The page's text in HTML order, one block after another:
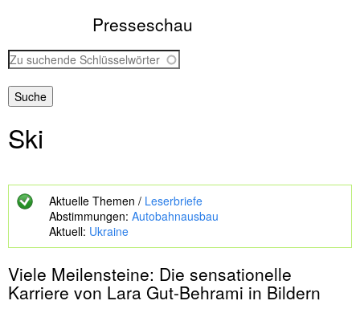
Presseschau
Z
u
s
u
h
e
ü
s
s
Ski
Aktuelle Themen / Leserbriefe
Abstimmungen: Autobahnausbau
Aktuell: Ukraine
Viele Meilensteine: Die sensationelle
Karriere von Lara Gut-Behrami in Bildern